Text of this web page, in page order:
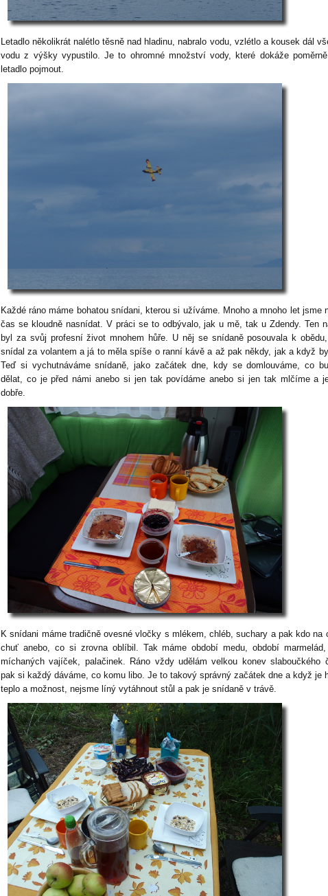
Letadlo několikrát nalétlo těsně nad hladinu, nabralo vodu, vzlétlo a kousek dál
vodu z výšky vypustilo. Je to ohromné množství vody, které dokáže
letadlo pojmout.
Každé ráno máme bohatou snídani, kterou si užíváme. Mnoho a mnoho let jsme
čas se kloudně nasnídat. V práci se to odbývalo, jak u mě, tak u Zdendy. Ten
byl za svůj profesní život mnohem hůře. U něj se snídaně posouvala k
snídal za volantem a já to měla spíše o ranní kávě a až pak někdy, jak a když
Teď si vychutnáváme snídaně, jako začátek dne, kdy se domlouváme, co
dělat, co je před námi anebo si jen tak povídáme anebo si jen tak mlčíme a
dobře.
K snídani máme tradičně ovesné vločky s mlékem, chléb, suchary a pak kdo na
chuť anebo, co si zrovna oblíbil. Tak máme období medu, období marmelád,
míchaných vajíček, palačinek. Ráno vždy udělám velkou konev slaboučkého
pak si každý dáváme, co komu libo. Je to takový správný začátek dne a když je
teplo a možnost, nejsme líný vytáhnout stůl a pak je snídaně v trávě.